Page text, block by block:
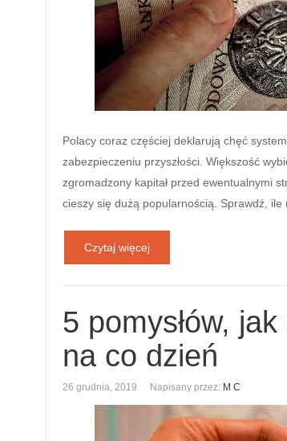
Polacy coraz częściej deklarują chęć
zabezpieczeniu przyszłości. Większość
zgromadzony kapitał przed ewentualnymi
cieszy się dużą popularnością. Sprawdź, ile
Czytaj więcej
5 pomysłów,
na co dzień
26 grudnia, 2019 Napisany przez: M C